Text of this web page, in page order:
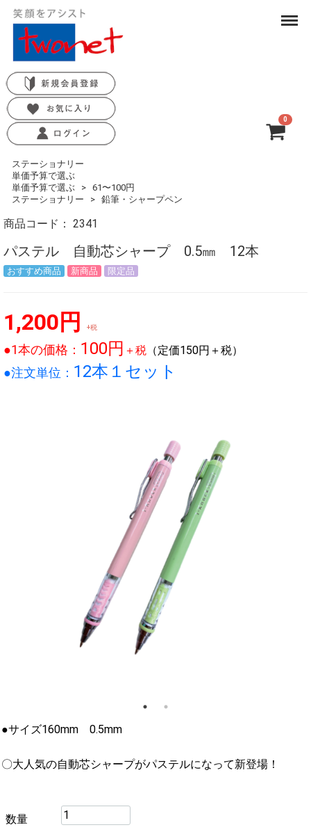
Menu
ステーショナリー
単価予算で選ぶ
単価予算で選ぶ
61〜100円
ステーショナリー
鉛筆・シャープペン
商品コード： 2341
パステル 自動芯シャープ 0.5㎜ 12本
おすすめ商品 新商品 限定品
1,200円 +税
●1本の価格： 100円 ＋税 （定価150円＋税）
●注文単位： 12本１セット
●サイズ160mm 0.5mm
〇大人気の自動芯シャープがパステルになって新登場！
数量
0